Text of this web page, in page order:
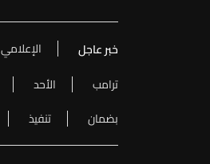
خبر عاجل الإعلامي
ترامب
الأحد
بضمان
تنفيذ